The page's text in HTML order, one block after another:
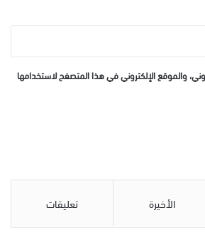
والموقع الإلكتروني في هذا المتصفح لاستخدامها
الأخيرة تعليقات